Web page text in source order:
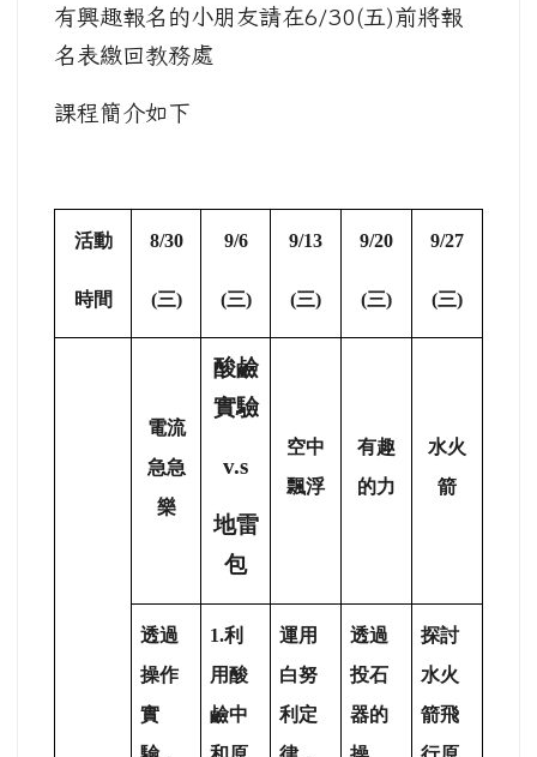
有興趣報名的小朋友請在6/30(五)前將報
名表繳回教務處
課程簡介如下
活動
時間
8/30
(三)
9/6
(三)
9/13
(三)
9/20
(三)
9/27
(三)
電流
急急
樂
酸鹼
實驗
v.s
地雷
包
空中
飄浮
有趣
的力
水火
箭
透過
操作
實
1.利
用酸
鹼中
運用
白努
利定
透過
投石
器的
探討
水火
箭飛